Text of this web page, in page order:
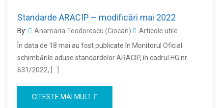
Standarde ARACIP – modificări mai 2022
By: Anamaria Teodorescu (Ciocan)
Articole utile
În data de 18 mai au fost publicate în Monitorul Oficial
schimbările aduse standardelor ARACIP, în cadrul HG nr.
631/2022, […]
CITESTE MAI MULT